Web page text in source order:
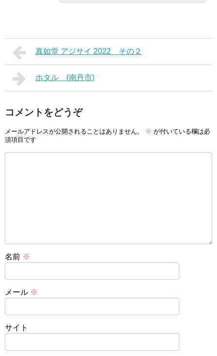
真如堂 アジサイ 2022 その２
ホタル (南丹市)
コメントをどうぞ
メールアドレスが公開されることはありません。 ※ が付いている欄は必
須項目です
名前 ※
メール ※
サイト